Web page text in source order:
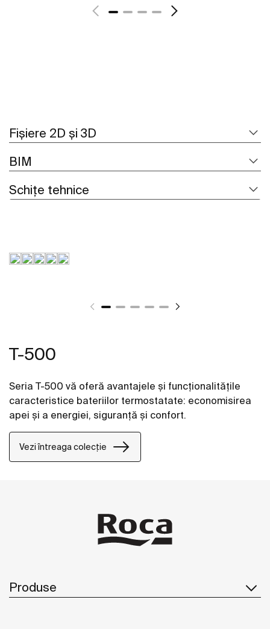
Fișiere 2D și 3D
BIM
Schițe tehnice
T-500
Seria T-500 vă oferă avantajele și funcționalitățile
caracteristice bateriilor termostatate: economisirea
apei și a energiei, siguranță și confort.
Vezi întreaga colecție
Produse